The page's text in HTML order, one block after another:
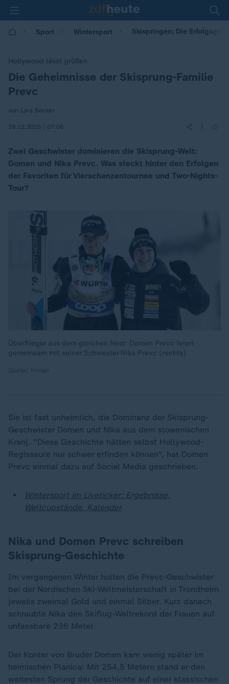
Sport Wintersport Skispringen: Die
Hollywood lässt grüßen
:Die Geheimnisse der Skisprung-Familie
Prevc
von Lars Becker
29.12.2025 | 07:06
Zwei Geschwister dominieren die Skisprung-Welt:
Domen und Nika Prevc. Was steckt hinter den Erfolgen
der Favoriten für Vierschanzentournee und Two-Nights-
Tour?
Überflieger aus dem gleichen Nest: Domen Prevc feiert
gemeinsam mit seiner Schwester Nika Prevc (rechts).
Sie ist fast unheimlich, die Dominanz der Skisprung-
Geschwister Domen und Nika aus dem slowenischen
Kranj. "Diese Geschichte hätten selbst Hollywood-
Regisseure nur schwer erfinden können", hat Domen
Prevc einmal dazu auf Social Media geschrieben.
Wintersport im Liveticker: Ergebnisse,
Weltcupstände, Kalender
Nika und Domen Prevc schreiben
Skisprung-Geschichte
Im vergangenen Winter holten die Prevc-Geschwister
bei der Nordischen Ski-Weltmeisterschaft in Trondheim
jeweils zweimal Gold und einmal Silber. Kurz danach
schraubte Nika den Skiflug-Weltrekord der Frauen auf
unfassbare 236 Meter.
Der Konter von Bruder Domen kam wenig später im
heimischen Planica: Mit 254,5 Metern stand er den
weitesten Sprung der Geschichte auf einer klassischen